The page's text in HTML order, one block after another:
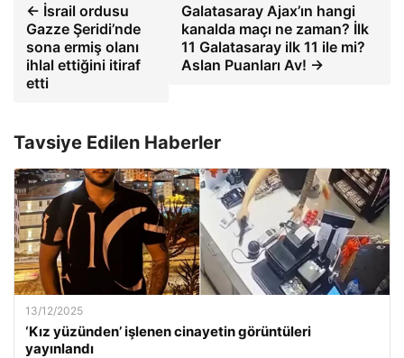
← İsrail ordusu
Gazze Şeridi’nde
sona ermiş olanı
ihlal ettiğini itiraf
etti
Galatasaray Ajax’ın hangi
kanalda maçı ne zaman? İlk
11 Galatasaray ilk 11 ile mi?
Aslan Puanları Av! →
Tavsiye Edilen Haberler
13/12/2025
‘Kız yüzünden’ işlenen cinayetin görüntüleri
yayınlandı